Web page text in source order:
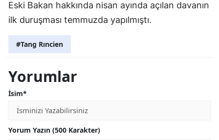
Eski Bakan hakkında nisan ayında açılan davanın
ilk duruşması temmuzda yapılmıştı.
#Tang Rıncien
Yorumlar
İsim*
Yorum Yazın (500 Karakter)